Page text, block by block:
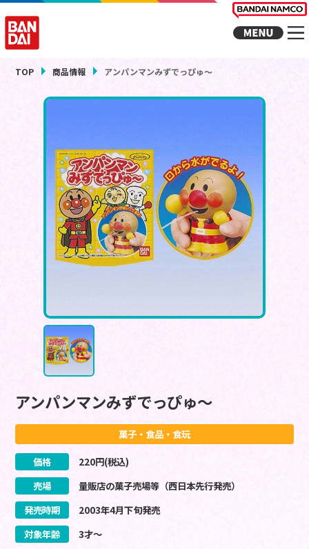
TOP 商品情報 アンパンマンみずでっぴゅ～
アンパンマンみずでっぴゅ～
菓子・食品・食玩
価格 220円(税込)
売場
量販店の菓子売場等（西日本先行発売）
発売時期
2003年4月下旬発売
対象年齢
3才～